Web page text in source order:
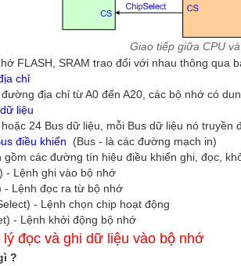
Giao tiếp giữa CPU
FLASH, SRAM trao đổi với nhau thông qua
chỉ
địa chỉ từ A0 đến A20, các bộ nhớ có
liệu
24 Bus dữ liệu, mỗi Bus dữ liệu nó truyền
điều khiển
(Bus - là các đường mạch in)
các đường tín hiệu điều khiển ghi, đọc,
Lệnh ghi vào bộ nhớ
đọc ra từ bộ nhớ
- Lệnh chọn chip hoạt động
- Lệnh khởi động bộ nhớ
đọc và ghi dữ liệu vào bộ nhớ
?